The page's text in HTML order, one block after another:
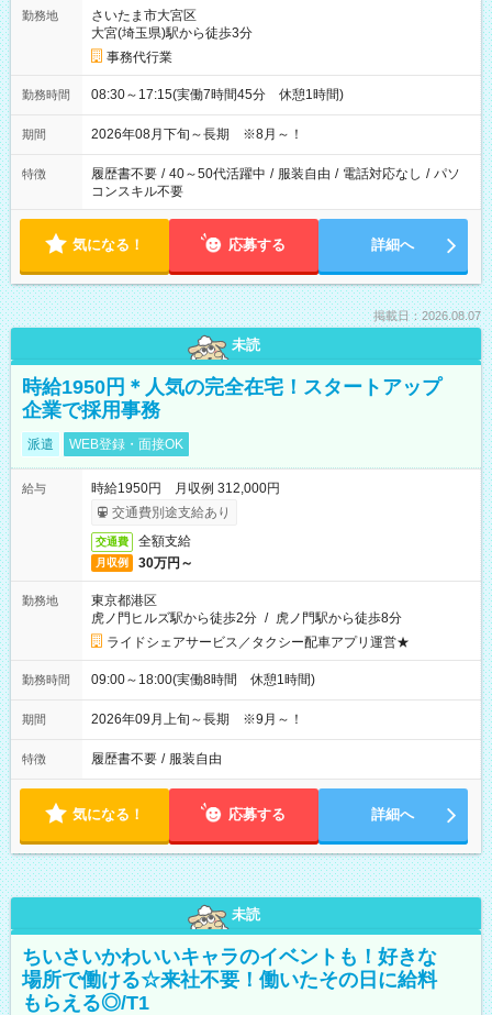
勤務地
さいたま市大宮区
大宮(埼玉県)駅から徒歩3分
事務代行業
勤務時間 08:30～17:15(実働7時間45分 休憩1時間)
期間 2026年08月下旬～長期 ※8月～！
特徴 履歴書不要 / 40～50代活躍中 / 服装自由 / 電話対応なし / パソ
コンスキル不要
気になる！ 応募する 詳細へ
掲載日：2026.08.07
未読
時給1950円＊人気の完全在宅！スタートアップ
企業で採用事務
派遣 WEB登録・面接OK
給与
時給1950円 月収例 312,000円
交通費別途支給あり
交通費 全額支給
月収例 30万円～
勤務地
東京都港区
虎ノ門ヒルズ駅から徒歩2分 / 虎ノ門駅から徒歩8分
ライドシェアサービス／タクシー配車アプリ運営★
勤務時間 09:00～18:00(実働8時間 休憩1時間)
期間 2026年09月上旬～長期 ※9月～！
特徴 履歴書不要 / 服装自由
気になる！ 応募する 詳細へ
未読
ちいさいかわいいキャラのイベントも！好きな
場所で働ける☆来社不要！働いたその日に給料
もらえる◎/T1